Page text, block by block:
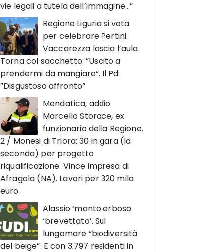
vie legali a tutela dell’immagine…”
Regione Liguria si vota
per celebrare Pertini.
Vaccarezza lascia l’aula.
Torna col sacchetto: ”Uscito a
prendermi da mangiare“. Il Pd:
”Disgustoso affronto“
Mendatica, addio
Marcello Storace, ex
funzionario della Regione.
2 / Monesi di Triora: 30 in gara (la
seconda) per progetto
riqualificazione. Vince impresa di
Afragola (NA). Lavori per 320 mila
euro
Alassio ‘manto erboso
‘brevettato’. Sul
lungomare “biodiversità
del beige”. E con 3.797 residenti in